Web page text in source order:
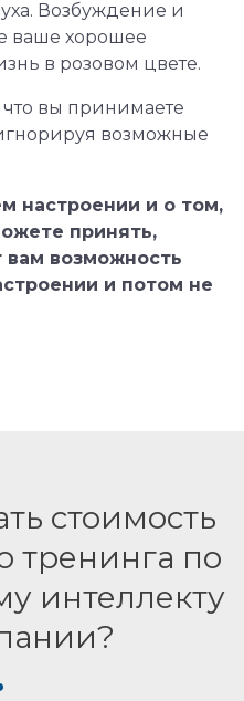
Возбуждение и
ваше хорошее
в розовом цвете.
что вы принимаете
возможные
настроении и о том,
принять,
вам возможность
и потом не
стоимость
тренинга по
интеллекту